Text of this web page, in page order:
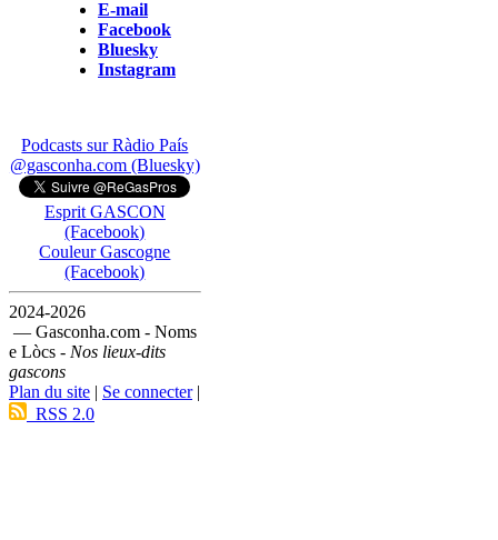
E-mail
Facebook
Bluesky
Instagram
Podcasts sur Ràdio País
@gasconha.com (Bluesky)
Esprit GASCON
(Facebook)
Couleur Gascogne
(Facebook)
2024-2026
— Gasconha.com - Noms
e Lòcs - Nos lieux-dits
gascons
Plan du site | Se connecter|
RSS 2.0